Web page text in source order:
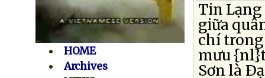
HOME
Archives
Tin
giữa
chí trong
mưu
Sơn là